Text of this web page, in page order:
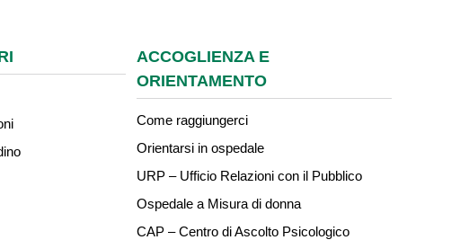
ACCOGLIENZA E
ORIENTAMENTO
Come raggiungerci
Orientarsi in ospedale
URP – Ufficio Relazioni con il Pubblico
Ospedale a Misura di donna
CAP – Centro di Ascolto Psicologico